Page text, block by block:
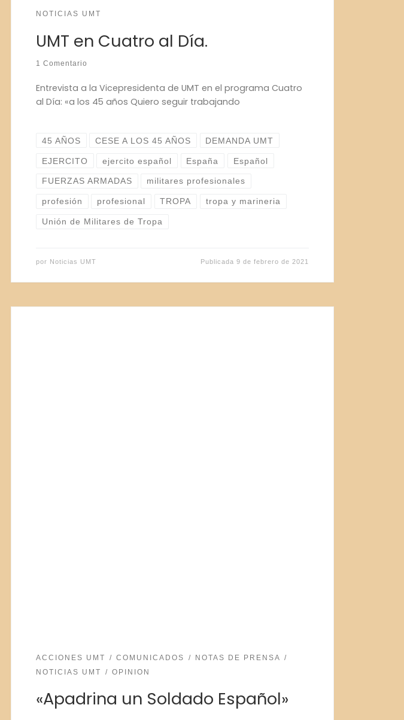
NOTICIAS UMT
UMT en Cuatro al Día.
1 Comentario
Entrevista a la Vicepresidenta de UMT en el programa Cuatro
al Día: «a los 45 años Quiero seguir trabajando
45 AÑOS CESE A LOS 45 AÑOS DEMANDA UMT
EJERCITO ejercito español España Español
FUERZAS ARMADAS militares profesionales
profesión profesional TROPA tropa y marineria
Unión de Militares de Tropa
por Noticias UMT Publicada 9 de febrero de 2021
ACCIONES UMT COMUNICADOS
NOTAS DE PRENSA
NOTICIAS UMT
OPINION
«Apadrina un Soldado Español»